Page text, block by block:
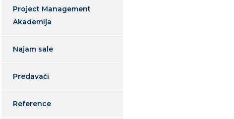
Project Management
Akademija
Najam sale
Predavači
Reference